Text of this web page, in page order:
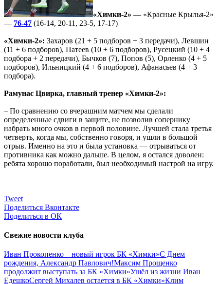
«Химки-2» — «Красные Крылья-2»
— 76-47 (16-14, 20-11, 23-5, 17-17)
«Химки-2»: Захаров (21 + 5 подборов + 3 передачи), Левшин
(11 + 6 подборов), Патеев (10 + 6 подборов), Русецкий (10 + 4
подбора + 2 передачи), Бычков (7), Попов (5), Орленко (4 + 5
подборов), Ильницкий (4 + 6 подборов), Афанасьев (4 + 3
подбора).
Рамунас Цвирка, главный тренер «Химки-2»:
– По сравнению со вчерашним матчем мы сделали
определенные сдвиги в защите, не позволив сопернику
набрать много очков в первой половине. Лучшей стала третья
четверть, когда мы, собственно говоря, и ушли в большой
отрыв. Именно на это и была установка — отрываться от
противника как можно дальше. В целом, я остался доволен:
ребята хорошо поработали, был необходимый настрой на игру.
Tweet
Поделиться Вконтакте
Поделиться в ОК
Свежие новости клуба
Иван Прокопенко – новый игрок БК «Химки»С Днем
рождения, Александр Павлович!Максим Прощенко
продолжит выступать за БК «Химки»Ушёл из жизни Иван
ЕдешкоСергей Михалев остается в БК «Химки»Клим